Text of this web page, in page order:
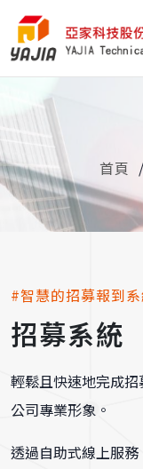
首頁
#智慧的招募報到
招募系統
輕鬆且快速地完成招
公司專業形象。
透過自助式線上服務